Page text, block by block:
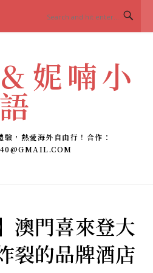
妮喃小
語
，熱愛海外自由行！合作：
澳門喜來登大
裂的品牌酒店